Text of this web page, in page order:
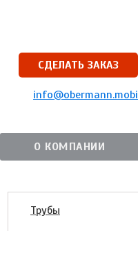
СДЕЛАТЬ ЗАКАЗ
info@obermann.mobi
О КОМПАНИИ
Трубы